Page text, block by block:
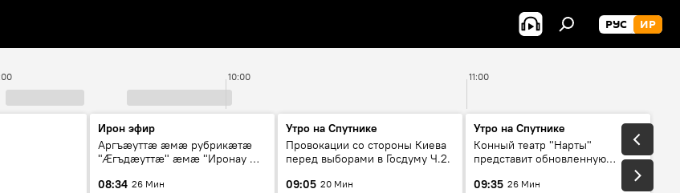
РУС ИР
10:00 11:00
Ирон эфир
Аргъæуттæ æмæ рубрикæтæ
"Æгъдæуттæ" æмæ "Иронау æй
08:34 26 Мин
Утро на Спутнике
Провокации со стороны Киева
перед выборами в Госдуму Ч.2.
09:05 20 Мин
Утро на Спутнике
Конный театр "Нарты"
представит обновленную
"Легенды возвращаются"
09:35 26 Мин